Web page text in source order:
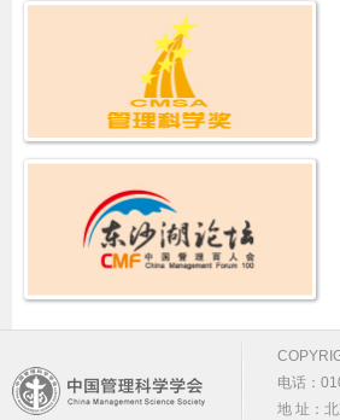
电话：
地 址：